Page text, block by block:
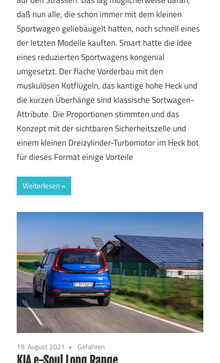
daß nun alle, die schon immer mit dem kleinen
Sportwagen geliebäugelt hatten, noch schnell eines
der letzten Modelle kauften. Smart hatte die Idee
eines reduzierten Sportwagens kongenial
umgesetzt. Der flache Vorderbau mit den
muskulösen Kotflügeln, das kantige hohe Heck und
die kurzen Überhänge sind klassische Sortwagen-
Attribute. Die Proportionen stimmten und das
Konzept mit der sichtbaren Sicherheitszelle und
einem kleinen Dreizylinder-Turbomotor im Heck bot
für dieses Format einige Vorteile
Weiterlesen
19. August 2021 Gefahren